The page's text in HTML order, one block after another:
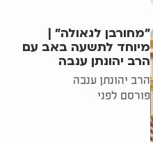
"מחורבן לגאולה" |
מיוחד לתשעה באב עם
הרב יהונתן ענבה
הרב יהונתן ענבה
פורסם לפני